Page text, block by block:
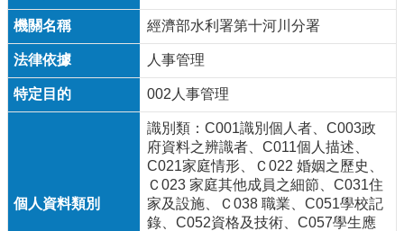
經濟部水利署第十河川分署
人事管理
002人事管理
識別類：C001識別個人者、C003政
府資料之辨識者、C011個人描述、
C021家庭情形、Ｃ022 婚姻之歷史、
Ｃ023 家庭其他成員之細節、C031住
家及設施、Ｃ038 職業、C051學校記
錄、C052資格及技術、C057學生應